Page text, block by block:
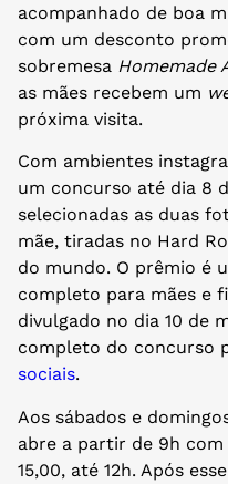
acompanhado de boa
com um desconto
sobremesa Homemade
as mães recebem um
próxima visita.
Com ambientes
um concurso até dia 8
selecionadas as duas
mãe, tiradas no Hard
do mundo. O prêmio é
completo para mães e
divulgado no dia 10 de
completo do concurso
sociais.
Aos sábados e
abre a partir de 9h com
15,00, até 12h. Após